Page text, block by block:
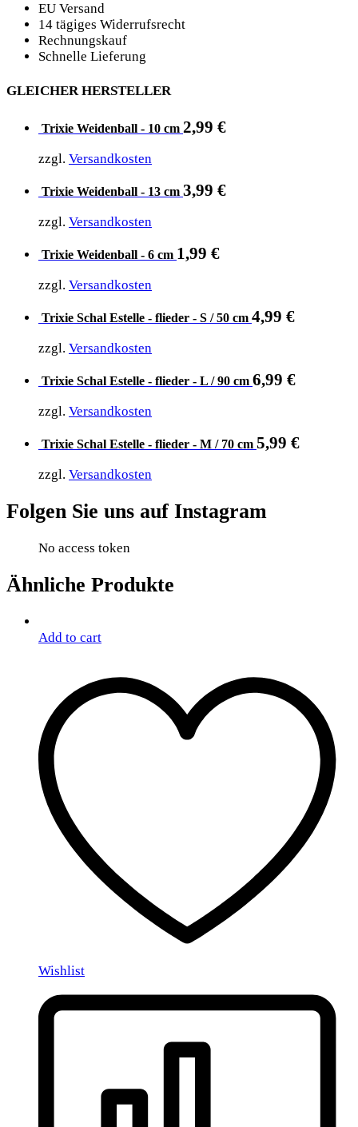
EU Versand
14 tägiges Widerrufsrecht
Rechnungskauf
Schnelle Lieferung
GLEICHER HERSTELLER
Trixie Weidenball - 10 cm 2,99 €
zzgl. Versandkosten
Trixie Weidenball - 13 cm 3,99 €
zzgl. Versandkosten
Trixie Weidenball - 6 cm 1,99 €
zzgl. Versandkosten
Trixie Schal Estelle - flieder - S / 50 cm 4,99 €
zzgl. Versandkosten
Trixie Schal Estelle - flieder - L / 90 cm 6,99 €
zzgl. Versandkosten
Trixie Schal Estelle - flieder - M / 70 cm 5,99 €
zzgl. Versandkosten
Folgen Sie uns auf Instagram
No access token
Ähnliche Produkte
Add to cart
Wishlist